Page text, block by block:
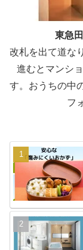
東急
改札を出て道な
進むとマンシ
す。おうちの中
フ